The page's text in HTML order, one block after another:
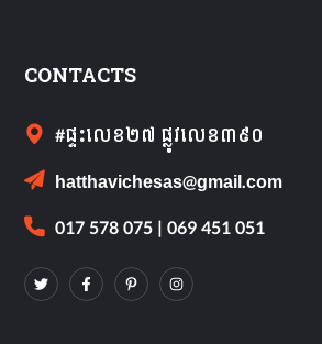
CONTACTS
#ផ្ទះលេខ២៧​ ផ្លូវលេខ៣៩០
hatthavichesas@gmail.com
017 578 075 | 069 451 051